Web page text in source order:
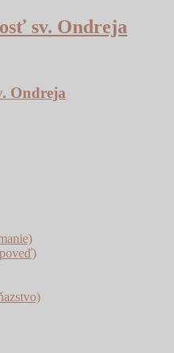
sv. Ondreja
Ondreja